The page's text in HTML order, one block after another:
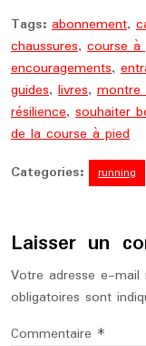
Tags: abonnement,
chaussures, course à
encouragements,
guides, livres, montre
résilience, souhaiter
de la course à pied
Categories:
running
Laisser un
Votre adresse e-mail
obligatoires sont
Commentaire *